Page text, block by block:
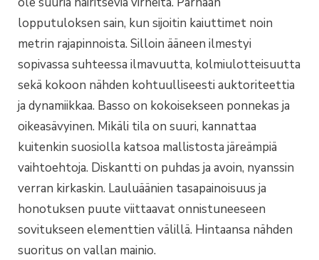
lopputuloksen sain, kun sijoitin kaiuttimet noin
metrin rajapinnoista. Silloin ääneen ilmestyi
sopivassa suhteessa ilmavuutta, kolmiulotteisuutta
sekä kokoon nähden kohtuulliseesti auktoriteettia
ja dynamiikkaa. Basso on kokoisekseen ponnekas ja
oikeasävyinen. Mikäli tila on suuri, kannattaa
kuitenkin suosiolla katsoa mallistosta järeämpiä
vaihtoehtoja. Diskantti on puhdas ja avoin, nyanssin
verran kirkaskin. Lauluäänien tasapainoisuus ja
honotuksen puute viittaavat onnistuneeseen
sovitukseen elementtien välillä. Hintaansa nähden
suoritus on vallan mainio.